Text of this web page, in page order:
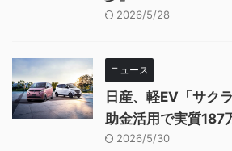
2026/5/28
ニュース
日産、軽EV「サク
助金活用で実質187
2026/5/30